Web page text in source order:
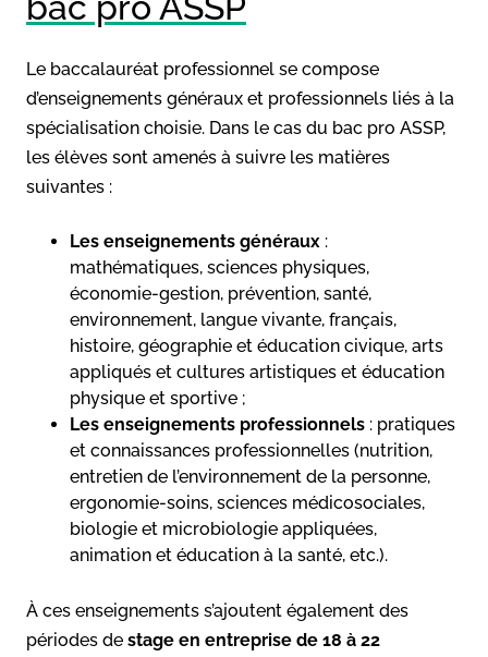
Le baccalauréat professionnel se compose
d’enseignements généraux et professionnels liés à la
spécialisation choisie. Dans le cas du bac pro ASSP,
les élèves sont amenés à suivre les matières
suivantes :
Les enseignements généraux :
mathématiques, sciences physiques,
économie-gestion, prévention, santé,
environnement, langue vivante, français,
histoire, géographie et éducation civique, arts
appliqués et cultures artistiques et éducation
physique et sportive ;
Les enseignements professionnels : pratiques
et connaissances professionnelles (nutrition,
entretien de l’environnement de la personne,
ergonomie-soins, sciences médicosociales,
biologie et microbiologie appliquées,
animation et éducation à la santé, etc.).
À ces enseignements s’ajoutent également des
périodes de stage en entreprise de 18 à 22